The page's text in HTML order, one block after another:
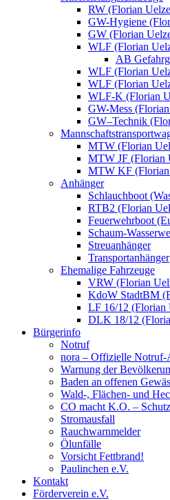
RW (Florian
GW-Hygiene
GW (Florian
WLF (Florian
AB
WLF (Florian
WLF (Florian
WLF-K (Florian
GW-Mess
GW–Technik
MTW (Florian
MTW JF (Florian
MTW KF
Anhänger
Schlauchboot
RTB2 (Florian
Feuerwehrboot
Schaum-
Streuanhänger
Transportanhänger
Ehemalige Fahrzeuge
VRW (Florian
KdoW StadtBM
LF 16/12 (Florian
DLK 18/12
Bürgerinfo
Notruf
nora – Offizielle Notruf-
Warnung der
Baden an offenen
Wald-, Flächen- und
CO macht K.O. –
Stromausfall
Rauchwarnmelder
Ölunfälle
Vorsicht Fettbrand!
Paulinchen e.V.
Kontakt
Förderverein e.V.